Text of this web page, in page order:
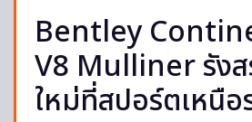
Bentley
V8 Mulliner รัง
ใหม่ที่สปอร์ตเหนือ